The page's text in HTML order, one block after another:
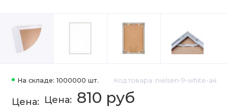
На складе: 1000000 шт. Код товара: nielsen-9-white-a4
810 руб